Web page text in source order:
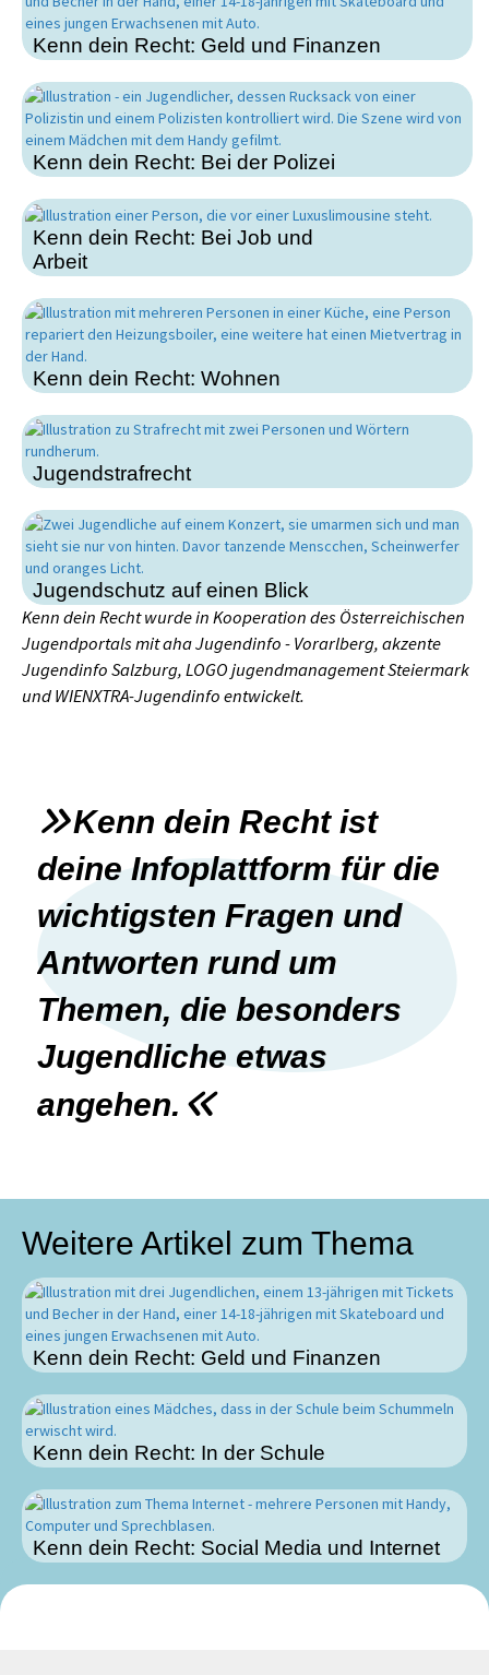
Kenn dein Recht: Geld und Finanzen
Kenn dein Recht: Bei der Polizei
Kenn dein Recht: Bei Job und
Arbeit
Kenn dein Recht: Wohnen
Jugendstrafrecht
Jugendschutz auf einen Blick
Kenn dein Recht wurde in Kooperation des Österreichischen
Jugendportals mit aha Jugendinfo - Vorarlberg, akzente
Jugendinfo Salzburg, LOGOjugendmanagementSteiermark
und WIENXTRA-Jugendinfo entwickelt.
Kenn dein Recht ist
deine Infoplattform für die
wichtigsten Fragen und
Antworten rund um
Themen, die besonders
Jugendliche etwas
angehen.
Weitere Artikel zum Thema
Kenn dein Recht: Geld und Finanzen
Kenn dein Recht: In der Schule
Kenn dein Recht: Social Media und Internet